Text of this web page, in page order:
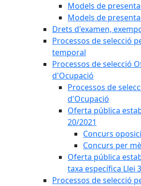
Models de
Models de
Drets d'examen,
Processos de selecció
temporal
Processos de selecció
d'Ocupació
Processos de
d'Ocupació
Oferta pública
20/2021
Concurs
Concurs per
Oferta pública
taxa específica Llei
Processos de selecció